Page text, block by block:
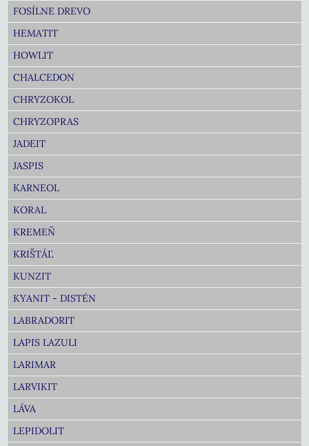
FOSÍLNE DREVO
HEMATIT
HOWLIT
CHALCEDON
CHRYZOKOL
CHRYZOPRAS
JADEIT
JASPIS
KARNEOL
KORAL
KREMEŇ
KRIŠTÁĽ
KUNZIT
KYANIT - DISTÉN
LABRADORIT
LAPIS LAZULI
LARIMAR
LARVIKIT
LÁVA
LEPIDOLIT